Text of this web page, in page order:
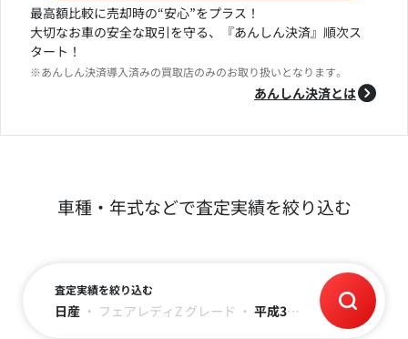
最高額比較に売却時の“安心”をプラス！
大切なお車の安全な取引を守る、『あんしん決済』順次ス
タート！
※あんしん決済導入済みの買取店のみのお取り扱いとなります。
あんしん決済とは
車種・年式などで査定実績を絞り込む
査定実績を絞り込む
日産 ・ フェアレディZ グレード ・ 平成3年(1991) ・～17万